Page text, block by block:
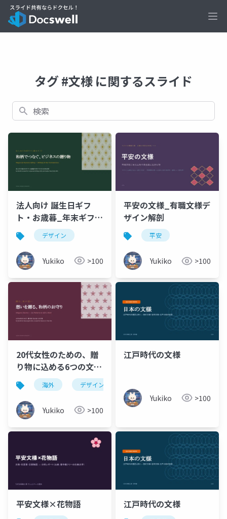
タグ #文様 に関するスライド
検索
法人向け 誕生日ギフ
ト・お歳暮_年末ギフト
のための6文様 Six
Motifs Curated for
Corporate Birthday
Gifts and Oseibo
(Year-End) Gifts
デザイン
Yukiko >100
平安の文様_有職文様デ
ザイン解剖
平安
Yukiko >100
20代女性のための、贈
り物に込める6つの文様
Six Motifs for
Meaningful Gifts,
Curated for Women
in Their 20s
海外 デザイン
Yukiko >100
江戸時代の文様
Yukiko >100
平安文様×花物語 江戸時代の文様